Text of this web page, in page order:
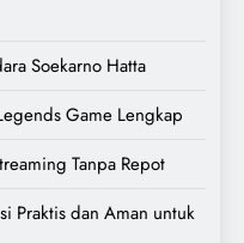
Soekarno Hatta
Game Lengkap
Tanpa Repot
Praktis dan Aman untuk